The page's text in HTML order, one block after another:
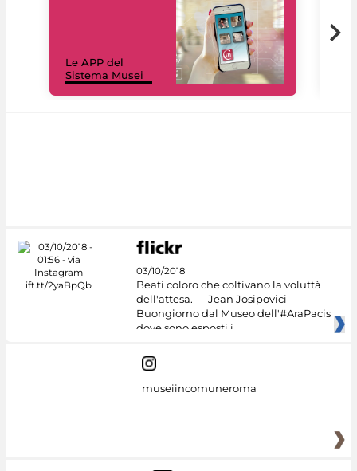
Le APP del
Sistema Musei
03/10/2018
Beati coloro che coltivano la voluttà
dell'attesa. — Jean Josipovici
Buongiorno dal Museo dell'#AraPacis
dove sono esposti i
museiincomuneroma